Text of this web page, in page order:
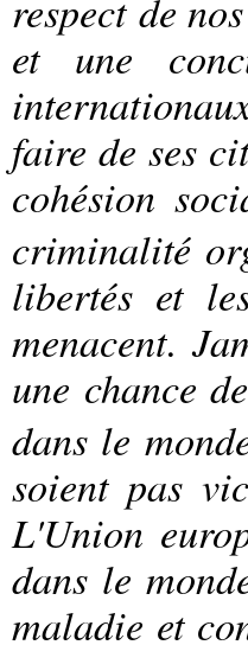
et une
faire de ses
cohésion
criminalité
libertés et
menacent.
une chance
dans le
soient pas
L'Union
dans le
maladie et